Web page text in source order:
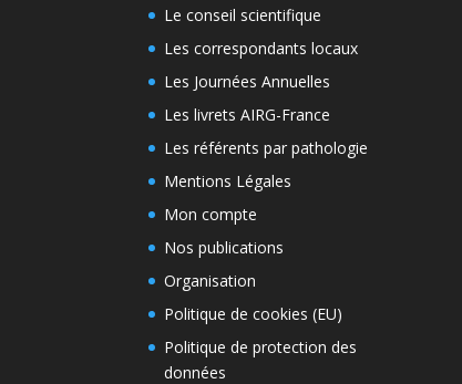
Le conseil scientifique
Les correspondants locaux
Les Journées Annuelles
Les livrets AIRG-France
Les référents par pathologie
Mentions Légales
Mon compte
Nos publications
Organisation
Politique de cookies (EU)
Politique de protection des
données